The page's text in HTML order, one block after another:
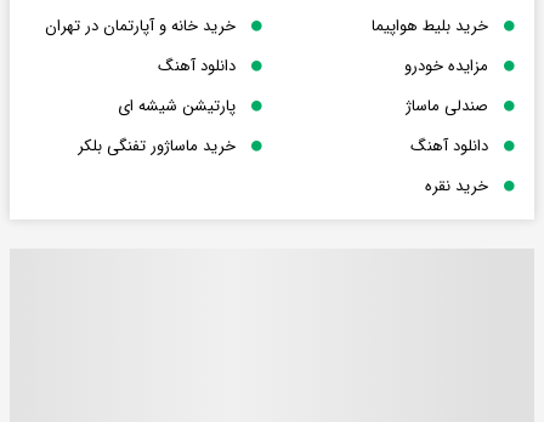
خرید بلیط هواپیما
خرید خانه و آپارتمان در تهران
مزایده خودرو
دانلود آهنگ
صندلی ماساژ
پارتیشن شیشه ای
دانلود آهنگ
خرید ماساژور تفنگی بلکر
خرید نقره